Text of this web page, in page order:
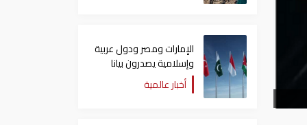
الإمارات ومصر ودول عربية
وإسلامية يصدرون بيانا
مشتركا بشأن الانتهاكات
الإسرائيلية في غزة
أخبار عالمية